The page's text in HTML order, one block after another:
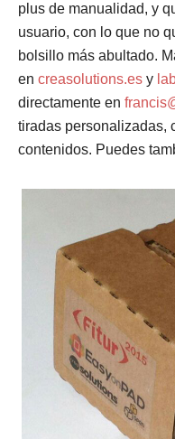
plus de manualidad, y
usuario, con lo que no
bolsillo más abultado.
en creasolutions.es y
directamente en
tiradas personalizadas,
contenidos. Puedes